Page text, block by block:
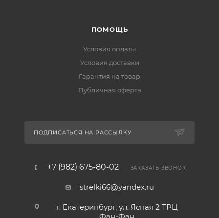
ПОМОЩЬ
Условия оплаты
Условия доставки
Гарантия на товар
Публичная оферта
ПОДПИСАТЬСЯ НА РАССЫЛКУ
+7 (982) 675-80-02 ЗАКАЗАТЬ ЗВОНОК
strelki66@yandex.ru
г. Екатеринбург, ул. Ясная 2 ТРЦ